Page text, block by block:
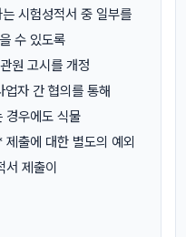
시험성적서 중 일부를
수 있도록
원 고시를 개정
자 간 협의를 통해
경우에도 식물
출에 대한 별도의 예외
제출이